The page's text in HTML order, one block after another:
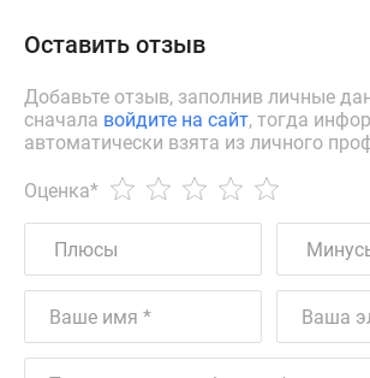
Оставить отзыв
Добавьте отзыв, заполнив личные
сначала войдите на сайт, тогда
автоматически взята из личного
Оценка*